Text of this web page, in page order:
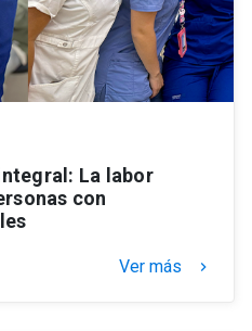
La labor
con
Ver más keyboard_arrow_right